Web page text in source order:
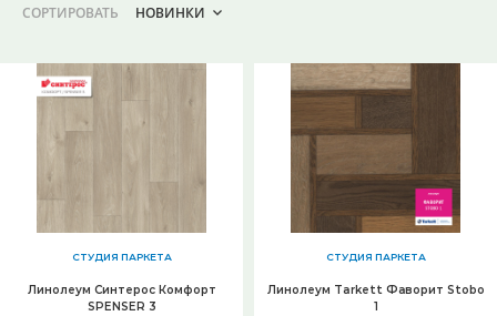
СОРТИРОВАТЬ НОВИНКИ
СТУДИЯ ПАРКЕТА
Линолеум Синтерос Комфорт
SPENSER 3
СТУДИЯ ПАРКЕТА
Линолеум Tarkett Фаворит Stobo
1